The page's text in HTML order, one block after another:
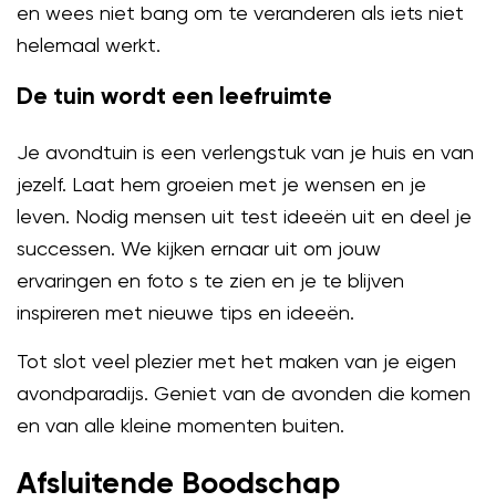
en wees niet bang om te veranderen als iets niet
helemaal werkt.
De tuin wordt een leefruimte
Je avondtuin is een verlengstuk van je huis en van
jezelf. Laat hem groeien met je wensen en je
leven. Nodig mensen uit test ideeën uit en deel je
successen. We kijken ernaar uit om jouw
ervaringen en foto s te zien en je te blijven
inspireren met nieuwe tips en ideeën.
Tot slot veel plezier met het maken van je eigen
avondparadijs. Geniet van de avonden die komen
en van alle kleine momenten buiten.
Afsluitende Boodschap